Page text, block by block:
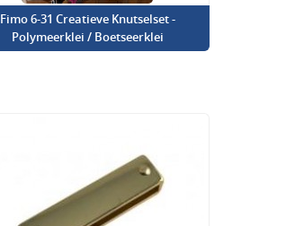
Fimo 6-31 Creatieve Knutselset -
Polymeerklei / Boetseerklei